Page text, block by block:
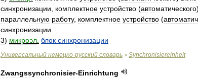
синхронизации
комплектное устройство (автоматического)
параллельную работу, комплектное устройство (
синхронизации
3) микроэл блок синхронизации
Универсальный немецко-русский словарь > Synchronisiereinheit
Zwangssynchronisier-Einrichtung